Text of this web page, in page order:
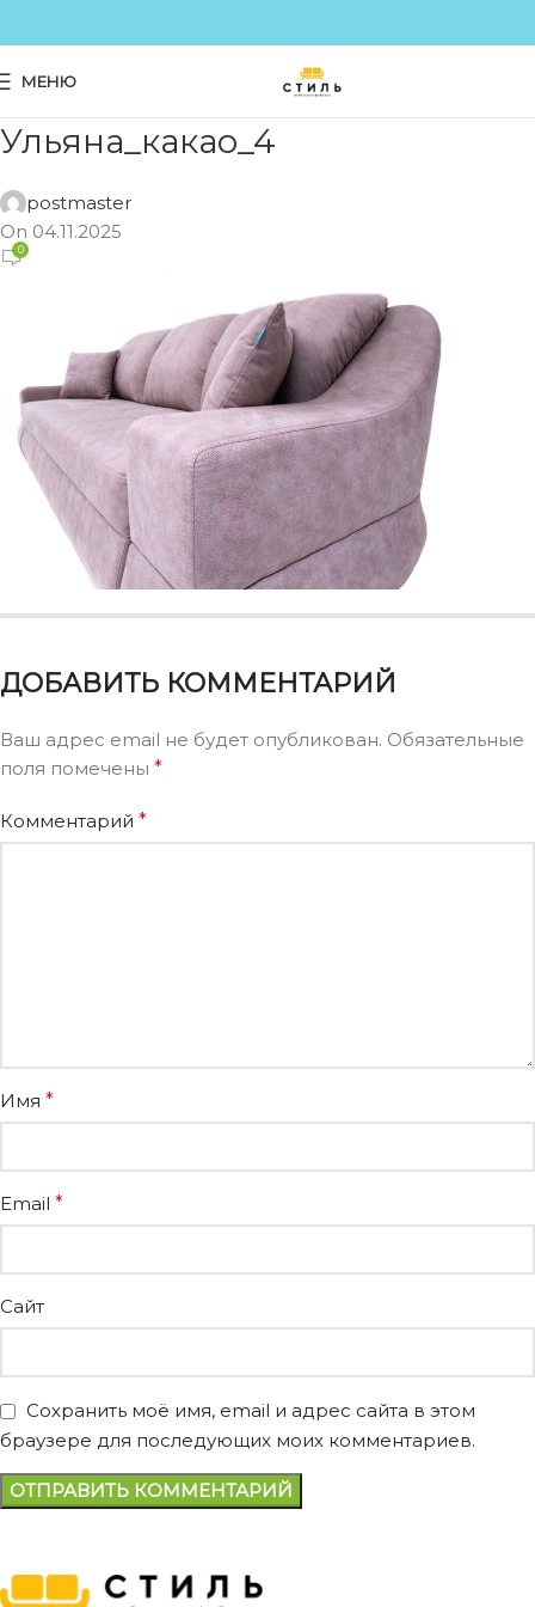
МЕНЮ
Ульяна_какао_4
postmaster
On 04.11.2025
0
ДОБАВИТЬ КОММЕНТАРИЙ
Ваш адрес email не будет опубликован. Обязательные
поля помечены *
Комментарий *
Имя *
Email *
Сайт
Сохранить моё имя, email и адрес сайта в этом
браузере для последующих моих комментариев.